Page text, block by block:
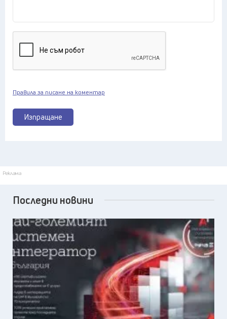
Изпращане
Правила за писане на коментар
Реклама
Последни новини